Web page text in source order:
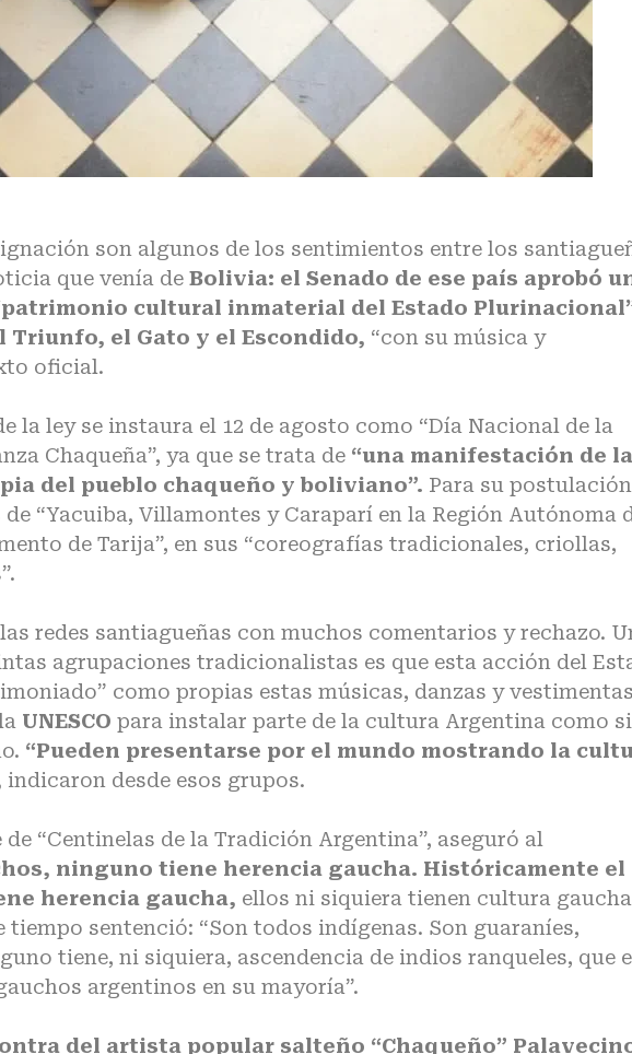
son algunos de los sentimientos entre los
que venía de Bolivia: el Senado de ese país aprobó
cultural inmaterial del Estado
Triunfo, el Gato y el Escondido, “con su música y
oficial.
la ley se instaura el 12 de agosto como “Día Nacional de la
Chaqueña”, ya que se trata de “una manifestación de la
del pueblo chaqueño y boliviano”. Para su
“Yacuiba, Villamontes y Caraparí en la Región Autónoma
de Tarija”, en sus “coreografías tradicionales, criollas,
redes santiagueñas con muchos comentarios y rechazo.
agrupaciones tradicionalistas es que esta acción del
como propias estas músicas, danzas y
UNESCO para instalar parte de la cultura Argentina como si
“Pueden presentarse por el mundo mostrando la
indicaron desde esos grupos.
“Centinelas de la Tradición Argentina”, aseguró al
ninguno tiene herencia gaucha. Históricamente el
herencia gaucha, ellos ni siquiera tienen cultura gaucha
tiempo sentenció: “Son todos indígenas. Son guaraníes,
tiene, ni siquiera, ascendencia de indios ranqueles, que
argentinos en su mayoría”.
del artista popular salteño “Chaqueño”